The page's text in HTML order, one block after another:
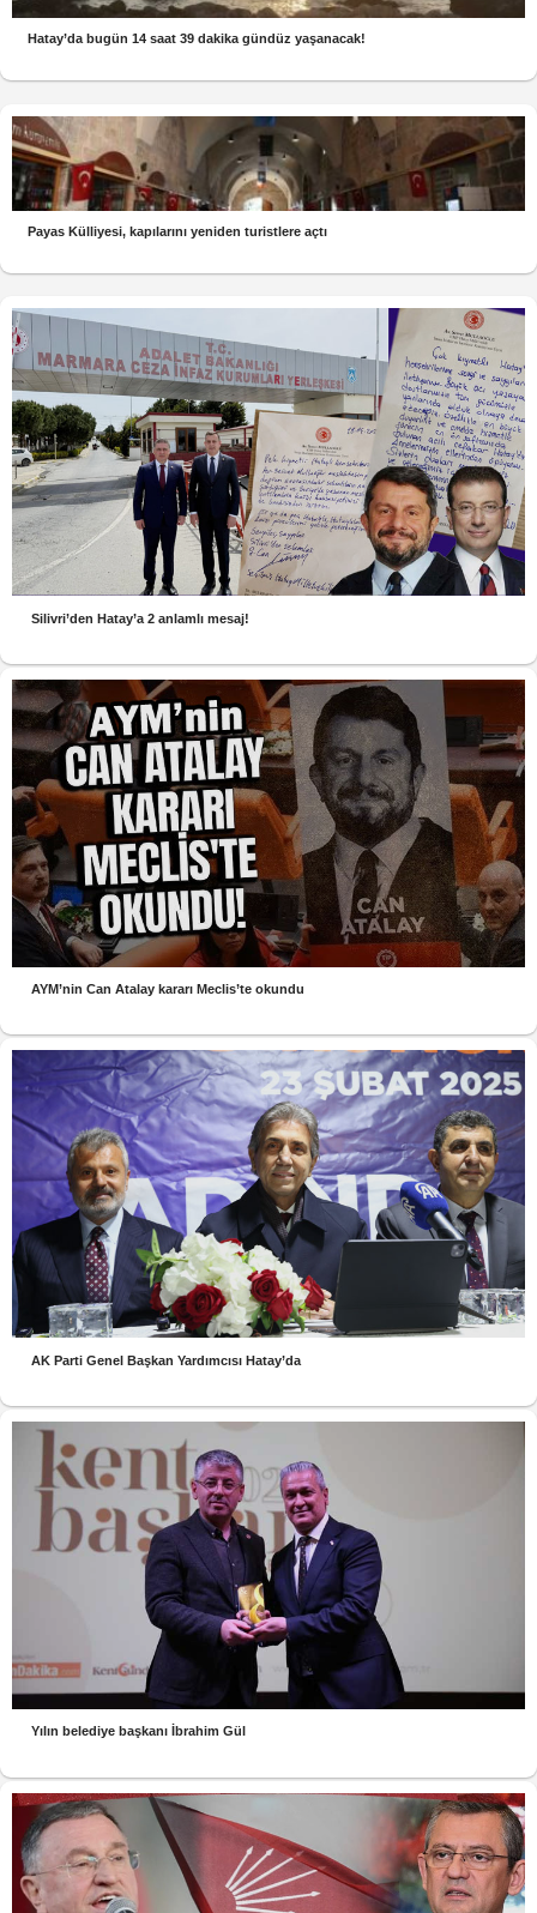
Hatay’da bugün 14 saat 39 dakika gündüz yaşanacak!
Payas Külliyesi, kapılarını yeniden turistlere açtı
Silivri’den Hatay’a 2 anlamlı mesaj!
AYM’nin Can Atalay kararı Meclis’te okundu
AK Parti Genel Başkan Yardımcısı Hatay’da
Yılın belediye başkanı İbrahim Gül